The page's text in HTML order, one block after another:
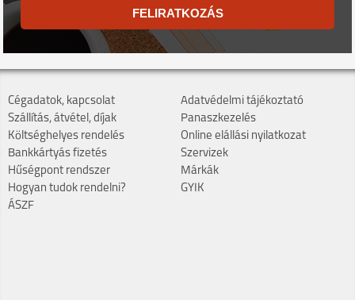
FELIRATKOZÁS
Cégadatok, kapcsolat
Szállítás, átvétel, díjak
Költséghelyes rendelés
Bankkártyás fizetés
Hűségpont rendszer
Hogyan tudok rendelni?
ÁSZF
Adatvédelmi tájékoztató
Panaszkezelés
Online elállási nyilatkozat
Szervizek
Márkák
GYIK